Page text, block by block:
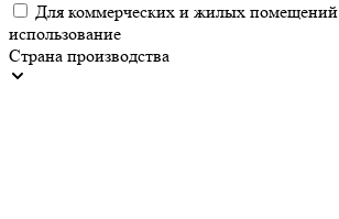
Для коммерческих и жилых помещений
использование
Страна производства